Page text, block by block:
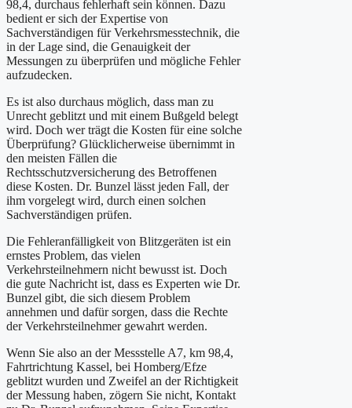
98,4, durchaus fehlerhaft sein können. Dazu
bedient er sich der Expertise von
Sachverständigen für Verkehrsmesstechnik, die
in der Lage sind, die Genauigkeit der
Messungen zu überprüfen und mögliche Fehler
aufzudecken.
Es ist also durchaus möglich, dass man zu
Unrecht geblitzt und mit einem Bußgeld belegt
wird. Doch wer trägt die Kosten für eine solche
Überprüfung? Glücklicherweise übernimmt in
den meisten Fällen die
Rechtsschutzversicherung des Betroffenen
diese Kosten. Dr. Bunzel lässt jeden Fall, der
ihm vorgelegt wird, durch einen solchen
Sachverständigen prüfen.
Die Fehleranfälligkeit von Blitzgeräten ist ein
ernstes Problem, das vielen
Verkehrsteilnehmern nicht bewusst ist. Doch
die gute Nachricht ist, dass es Experten wie Dr.
Bunzel gibt, die sich diesem Problem
annehmen und dafür sorgen, dass die Rechte
der Verkehrsteilnehmer gewahrt werden.
Wenn Sie also an der Messstelle A7, km 98,4,
Fahrtrichtung Kassel, bei Homberg/Efze
geblitzt wurden und Zweifel an der Richtigkeit
der Messung haben, zögern Sie nicht, Kontakt